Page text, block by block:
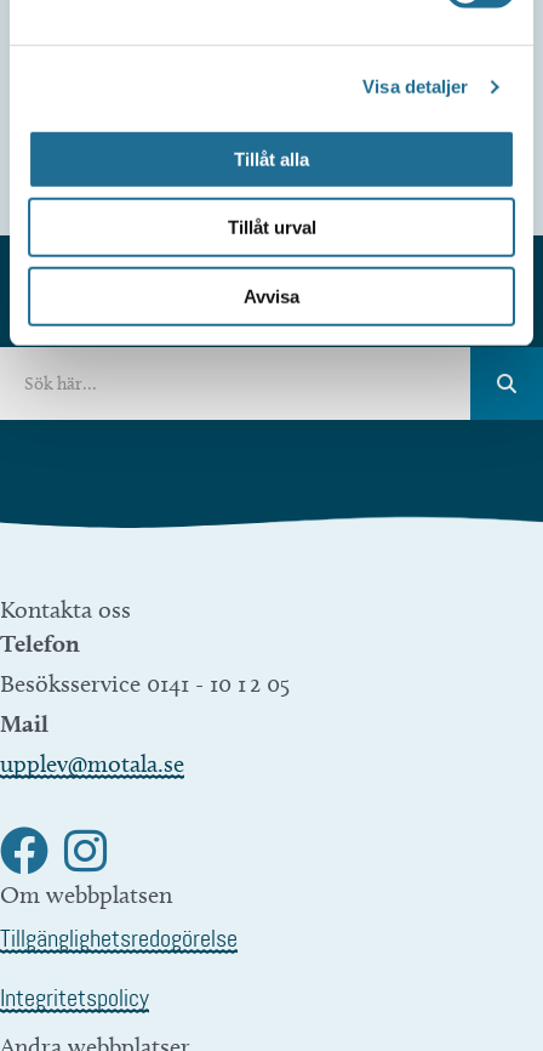
Visa detaljer
Tillåt alla
Tillåt urval
Avvisa
HITTAR DU INTE VAD DU SÖKER?
Kontakta oss
Telefon
Besöksservice 0141 - 10 1 2 05
Mail
upplev@motala.se
Om webbplatsen
Tillgänglighetsredogörelse
Integritetspolicy